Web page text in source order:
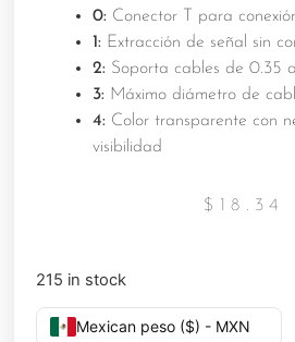
0: Conector T para
1: Extracción de señal sin
2: Soporta cables de 0.35
3: Máximo diámetro de
4: Color transparente con
visibilidad
$ 18.34
215 in stock
Mexican peso ($) - MXN